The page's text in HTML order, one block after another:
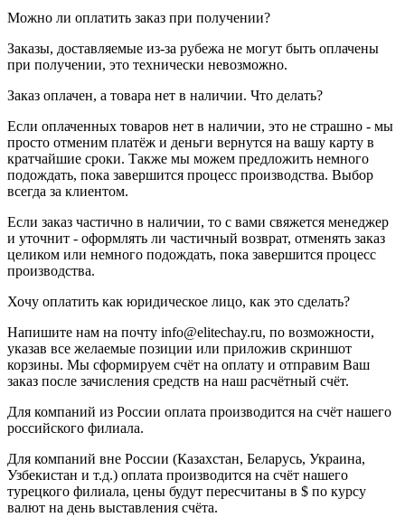
Можно ли оплатить заказ при получении?
Заказы, доставляемые из-за рубежа не могут быть оплачены
при получении, это технически невозможно.
Заказ оплачен, а товара нет в наличии. Что делать?
Если оплаченных товаров нет в наличии, это не страшно - мы
просто отменим платёж и деньги вернутся на вашу карту в
кратчайшие сроки. Также мы можем предложить немного
подождать, пока завершится процесс производства. Выбор
всегда за клиентом.
Если заказ частично в наличии, то с вами свяжется менеджер
и уточнит - оформлять ли частичный возврат, отменять заказ
целиком или немного подождать, пока завершится процесс
производства.
Хочу оплатить как юридическое лицо, как это сделать?
Напишите нам на почту info@elitechay.ru, по возможности,
указав все желаемые позиции или приложив скриншот
корзины. Мы сформируем счёт на оплату и отправим Ваш
заказ после зачисления средств на наш расчётный счёт.
Для компаний из России оплата производится на счёт нашего
российского филиала.
Для компаний вне России (Казахстан, Беларусь, Украина,
Узбекистан и т.д.) оплата производится на счёт нашего
турецкого филиала, цены будут пересчитаны в $ по курсу
валют на день выставления счёта.